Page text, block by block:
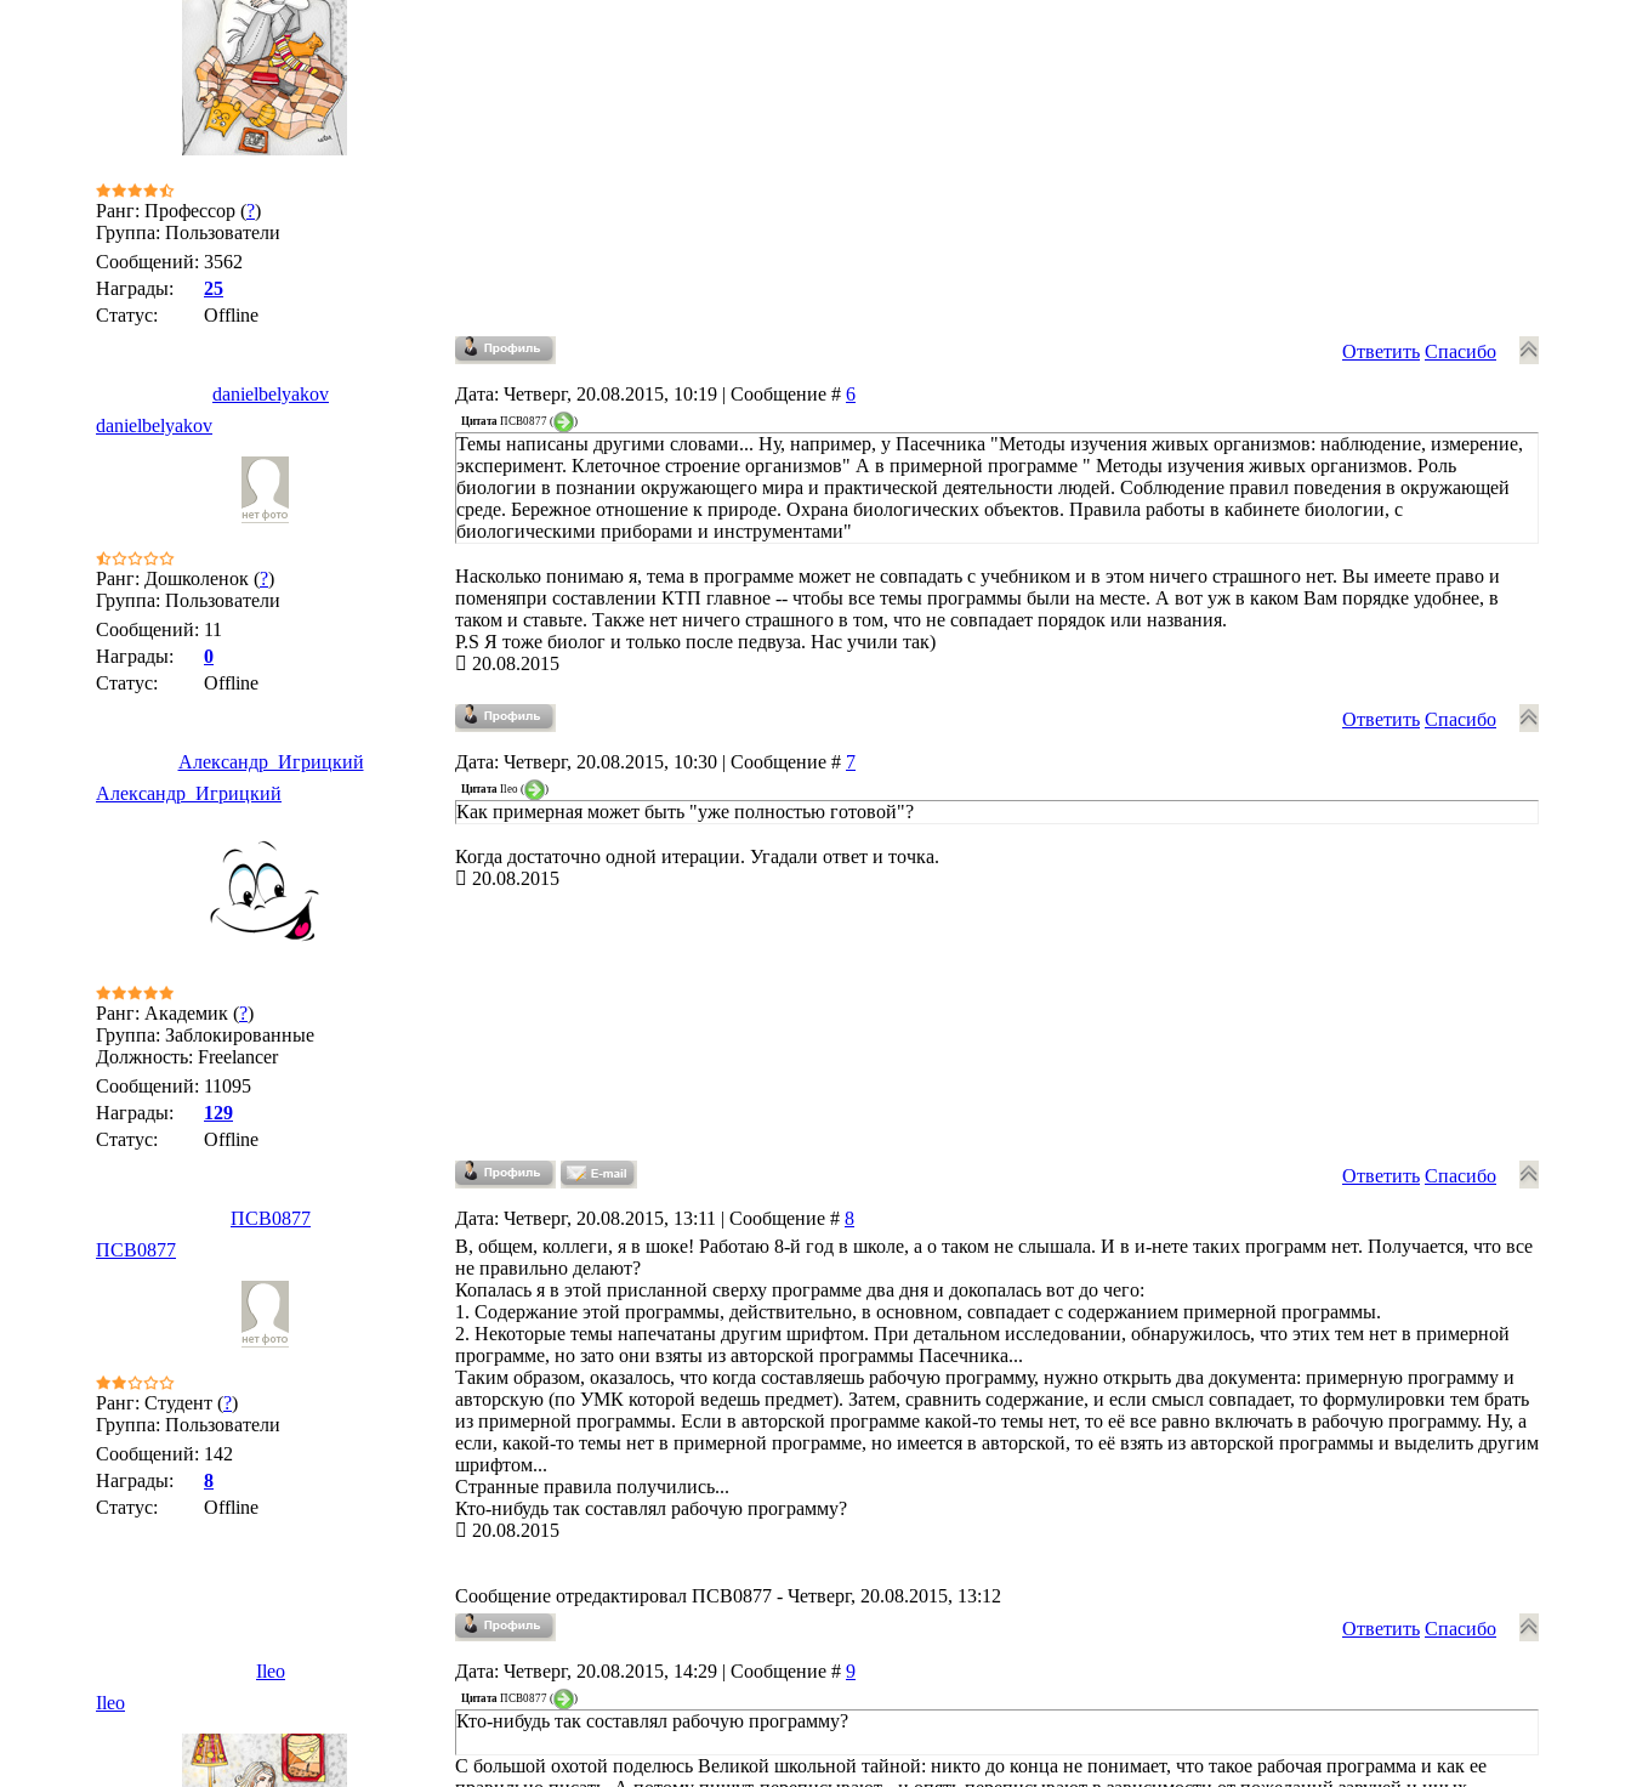
Ранг: Профессор (?)
Группа: Пользователи
Сообщений: 3562
Награды:
25
Статус:
Offline
Ответить Спасибо
danielbelyakov Дата: Четверг, 20.08.2015, 10:19 | Сообщение # 6
danielbelyakov
Ранг: Дошколенок (?)
Группа: Пользователи
Сообщений: 11
Награды:
0
Статус:
Offline
Цитата ПСВ0877 ( )
Темы написаны другими словами... Ну, например, у Пасечника "Методы изучения живых организмов: наблюдение, измерение,
эксперимент. Клеточное строение организмов" А в примерной программе " Методы изучения живых организмов. Роль
биологии в познании окружающего мира и практической деятельности людей. Соблюдение правил поведения в окружающей
среде. Бережное отношение к природе. Охрана биологических объектов. Правила работы в кабинете биологии, с
биологическими приборами и инструментами"
Насколько понимаю я, тема в программе может не совпадать с учебником и в этом ничего страшного нет. Вы имеете право и
поменяпри составлении КТП главное -- чтобы все темы программы были на месте. А вот уж в каком Вам порядке удобнее, в
таком и ставьте. Также нет ничего страшного в том, что не совпадает порядок или названия.
P.S Я тоже биолог и только после педвуза. Нас учили так)
20.08.2015
Ответить Спасибо
Александр_Игрицкий Дата: Четверг, 20.08.2015, 10:30 | Сообщение # 7
Александр_Игрицкий
Ранг: Академик (?)
Группа: Заблокированные
Должность: Freelancer
Сообщений: 11095
Награды:
129
Статус:
Offline
Цитата Ileo ( )
Как примерная может быть "уже полностью готовой"?
Когда достаточно одной итерации. Угадали ответ и точка.
20.08.2015
Ответить Спасибо
ПСВ0877 Дата: Четверг, 20.08.2015, 13:11 | Сообщение # 8
ПСВ0877
Ранг: Студент (?)
Группа: Пользователи
Сообщений: 142
Награды:
8
Статус:
Offline
В, общем, коллеги, я в шоке! Работаю 8-й год в школе, а о таком не слышала. И в и-нете таких программ нет. Получается, что все
не правильно делают?
Копалась я в этой присланной сверху программе два дня и докопалась вот до чего:
1. Содержание этой программы, действительно, в основном, совпадает с содержанием примерной программы.
2. Некоторые темы напечатаны другим шрифтом. При детальном исследовании, обнаружилось, что этих тем нет в примерной
программе, но зато они взяты из авторской программы Пасечника...
Таким образом, оказалось, что когда составляешь рабочую программу, нужно открыть два документа: примерную программу и
авторскую (по УМК которой ведешь предмет). Затем, сравнить содержание, и если смысл совпадает, то формулировки тем брать
из примерной программы. Если в авторской программе какой-то темы нет, то её все равно включать в рабочую программу. Ну, а
если, какой-то темы нет в примерной программе, но имеется в авторской, то её взять из авторской программы и выделить другим
шрифтом...
Странные правила получились...
Кто-нибудь так составлял рабочую программу?
20.08.2015
Сообщение отредактировал ПСВ0877 - Четверг, 20.08.2015, 13:12
Ответить Спасибо
Ileo Дата: Четверг, 20.08.2015, 14:29 | Сообщение # 9
Ileo
Цитата ПСВ0877 ( )
Кто-нибудь так составлял рабочую программу?
С большой охотой поделюсь Великой школьной тайной: никто до конца не понимает, что такое рабочая программа и как ее